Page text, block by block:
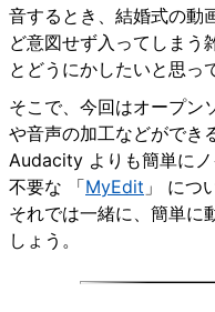
音するとき、結婚式の動
ど意図せず入ってしまう
とどうにかしたいと思っ
そこで、今回はオープン
や音声の加工などができ
Audacity よりも簡単に
不要な 「MyEdit 」 につ
それでは一緒に、簡単に
しょう。